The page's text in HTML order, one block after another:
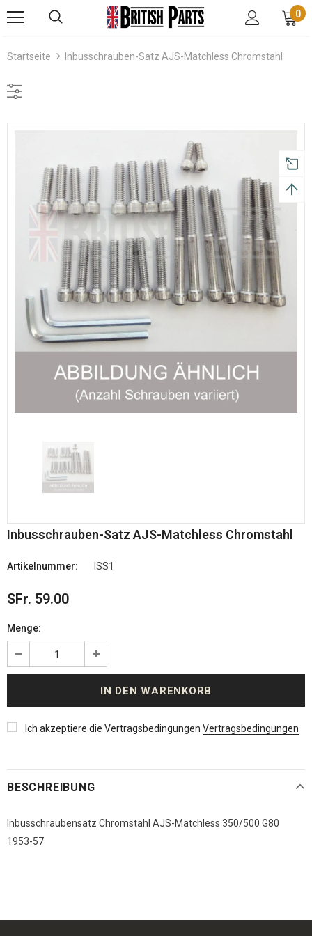
0
Startseite Inbusschrauben-Satz AJS-Matchless Chromstahl
Inbusschrauben-Satz AJS-Matchless Chromstahl
Artikelnummer: ISS1
SFr. 59.00
Menge:
Ich akzeptiere die Vertragsbedingungen Vertragsbedingungen
BESCHREIBUNG
Inbusschraubensatz Chromstahl AJS-Matchless 350/500 G80
1953-57